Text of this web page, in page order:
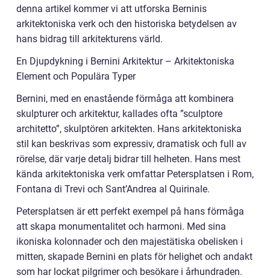
denna artikel kommer vi att utforska Berninis
arkitektoniska verk och den historiska betydelsen av
hans bidrag till arkitekturens värld.
En Djupdykning i Bernini Arkitektur – Arkitektoniska
Element och Populära Typer
Bernini, med en enastående förmåga att kombinera
skulpturer och arkitektur, kallades ofta ”sculptore
architetto”, skulptören arkitekten. Hans arkitektoniska
stil kan beskrivas som expressiv, dramatisk och full av
rörelse, där varje detalj bidrar till helheten. Hans mest
kända arkitektoniska verk omfattar Petersplatsen i Rom,
Fontana di Trevi och Sant’Andrea al Quirinale.
Petersplatsen är ett perfekt exempel på hans förmåga
att skapa monumentalitet och harmoni. Med sina
ikoniska kolonnader och den majestätiska obelisken i
mitten, skapade Bernini en plats för helighet och andakt
som har lockat pilgrimer och besökare i århundraden.